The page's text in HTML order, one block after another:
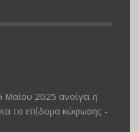
Μαΐου 2025 ανοίγει η
το επίδομα κώφωσης -